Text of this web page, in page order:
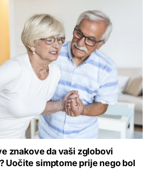
znakove da vaši zglobovi
Uočite simptome prije nego bol